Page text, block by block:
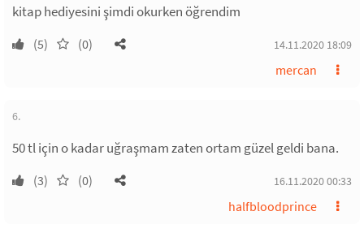
kitap hediyesini şimdi okurken öğrendim
(5) (0) 14.11.2020 18:09
mercan
6.
50 tl için o kadar uğraşmam zaten ortam güzel geldi bana.
(3) (0) 16.11.2020 00:33
halfbloodprince